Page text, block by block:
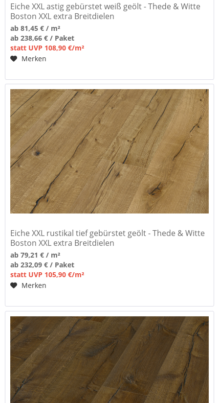
Eiche XXL astig gebürstet weiß geölt - Thede & Witte
Boston XXL extra Breitdielen
ab 81,45 € / m²
ab 238,66 € / Paket
statt UVP 108,90 €/m²
Merken
Eiche XXL rustikal tief gebürstet geölt - Thede & Witte
Boston XXL extra Breitdielen
ab 79,21 € / m²
ab 232,09 € / Paket
statt UVP 105,90 €/m²
Merken